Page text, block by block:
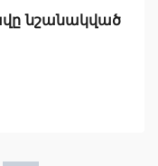
նշանակված